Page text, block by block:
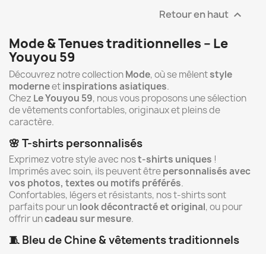
Retour en haut 
Mode & Tenues traditionnelles – Le
Youyou 59
Découvrez notre collectionMode, où se mêlentstyle
moderneetinspirations asiatiques.
Chez Le Youyou 59, nous vous proposons une sélection
de vêtements confortables, originaux et pleins de
caractère.
🌸 T-shirts personnalisés
Exprimez votre style avec nost-shirts uniques !
Imprimés avec soin, ils peuvent êtrepersonnalisés avec
vos photos, textes ou motifs préférés.
Confortables, légers et résistants, nos t-shirts sont
parfaits pour unlook décontracté et original, ou pour
offrir uncadeau sur mesure.
🧵 Bleu de Chine & vêtements traditionnels